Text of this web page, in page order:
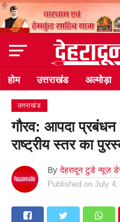
होम उत्तराखंड अल्मोड़ा
उत्तराखंड
गौरव: आपदा प्रबंधन
राष्ट्रीय स्तर का
By देहरादून टुडे न्यूज़
Published on July 4,